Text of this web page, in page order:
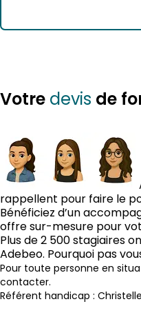
Votre devis de
rappellent pour faire le
Bénéficiez d’un
offre sur-mesure pour
Plus de 2 500 stagiaires
Adebeo. Pourquoi pas
Pour toute personne en
contacter.
Référent handicap :